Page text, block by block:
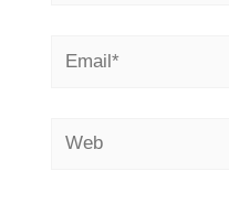
Email*
Web